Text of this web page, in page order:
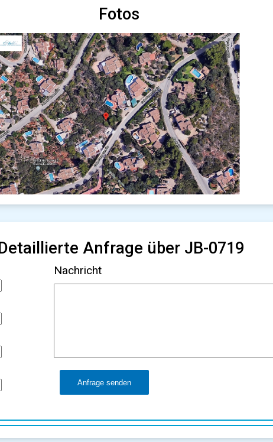
Fotos
Detaillierte Anfrage über JB-0719
Nachricht
Anfrage senden